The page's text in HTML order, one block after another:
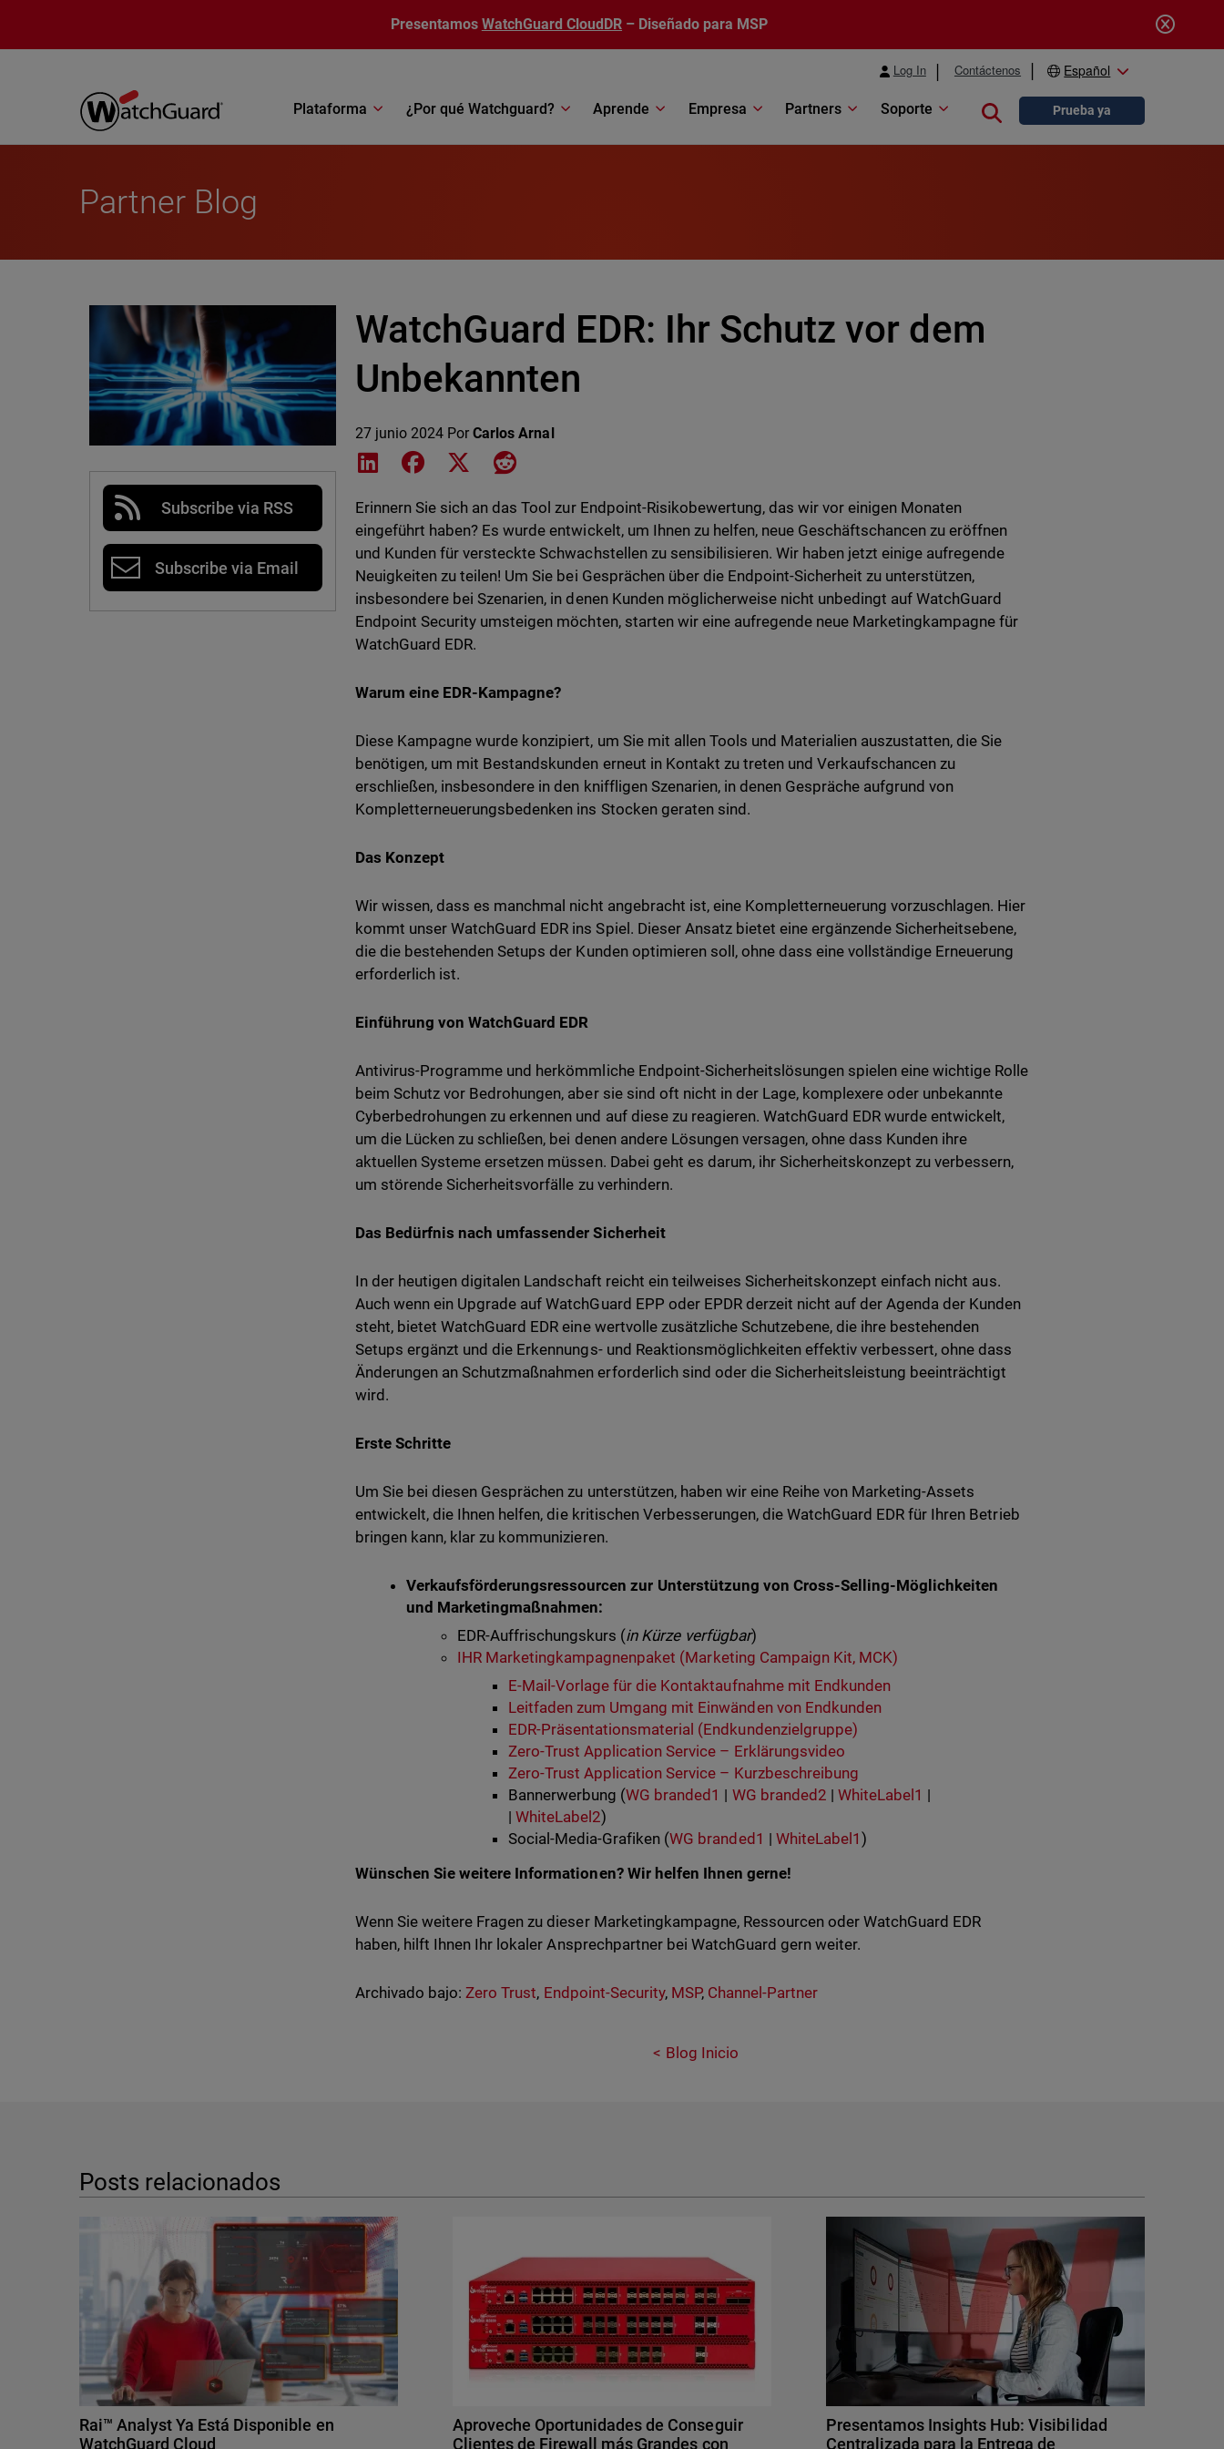
Presentamos WatchGuard CloudDR – Diseñado para MSP
Log In Contáctenos Español
Plataforma ¿Por qué Watchguard? Aprende Empresa Partners Soporte Close searchPrueba ya
Partner Blog
Subscribe via RSS
Subscribe via Email
WatchGuard EDR: Ihr Schutz vor dem
Unbekannten
27 junio 2024 PorCarlos Arnal
Share on LinkedIn
Share on Facebook
Share on XShare on Reddit
Erinnern Sie sich an das Tool zur Endpoint-Risikobewertung, das wir vor einigen Monaten
eingeführt haben? Es wurde entwickelt, um Ihnen zu helfen, neue Geschäftschancen zu eröffnen
und Kunden für versteckte Schwachstellen zu sensibilisieren. Wir haben jetzt einige aufregende
Neuigkeiten zu teilen! Um Sie bei Gesprächen über die Endpoint-Sicherheit zu unterstützen,
insbesondere bei Szenarien, in denen Kunden möglicherweise nicht unbedingt auf WatchGuard
Endpoint Security umsteigen möchten, starten wir eine aufregende neue Marketingkampagne für
WatchGuard EDR.
Warum eine EDR-Kampagne?
Diese Kampagne wurde konzipiert, um Sie mit allen Tools und Materialien auszustatten, die Sie
benötigen, um mit Bestandskunden erneut in Kontakt zu treten und Verkaufschancen zu
erschließen, insbesondere in den kniffligen Szenarien, in denen Gespräche aufgrund von
Kompletterneuerungsbedenken ins Stocken geraten sind.
Das Konzept
Wir wissen, dass es manchmal nicht angebracht ist, eine Kompletterneuerung vorzuschlagen. Hier
kommt unser WatchGuard EDR ins Spiel. Dieser Ansatz bietet eine ergänzende Sicherheitsebene,
die die bestehenden Setups der Kunden optimieren soll, ohne dass eine vollständige Erneuerung
erforderlich ist.
Einführung von WatchGuard EDR
Antivirus-Programme und herkömmliche Endpoint-Sicherheitslösungen spielen eine wichtige Rolle
beim Schutz vor Bedrohungen, aber sie sind oft nicht in der Lage, komplexere oder unbekannte
Cyberbedrohungen zu erkennen und auf diese zu reagieren. WatchGuard EDR wurde entwickelt,
um die Lücken zu schließen, bei denen andere Lösungen versagen, ohne dass Kunden ihre
aktuellen Systeme ersetzen müssen. Dabei geht es darum, ihr Sicherheitskonzept zu verbessern,
um störende Sicherheitsvorfälle zu verhindern.
Das Bedürfnis nach umfassender Sicherheit
In der heutigen digitalen Landschaft reicht ein teilweises Sicherheitskonzept einfach nicht aus.
Auch wenn ein Upgrade auf WatchGuard EPP oder EPDR derzeit nicht auf der Agenda der Kunden
steht, bietet WatchGuard EDR eine wertvolle zusätzliche Schutzebene, die ihre bestehenden
Setups ergänzt und die Erkennungs- und Reaktionsmöglichkeiten effektiv verbessert, ohne dass
Änderungen an Schutzmaßnahmen erforderlich sind oder die Sicherheitsleistung beeinträchtigt
wird.
Erste Schritte
Um Sie bei diesen Gesprächen zu unterstützen, haben wir eine Reihe von Marketing-Assets
entwickelt, die Ihnen helfen, die kritischen Verbesserungen, die WatchGuard EDR für Ihren Betrieb
bringen kann, klar zu kommunizieren.
Verkaufsförderungsressourcen zur Unterstützung von Cross-Selling-Möglichkeiten
und Marketingmaßnahmen:
EDR-Auffrischungskurs (in Kürze verfügbar)
IHR Marketingkampagnenpaket (Marketing Campaign Kit, MCK)
E-Mail-Vorlage für die Kontaktaufnahme mit Endkunden
Leitfaden zum Umgang mit Einwänden von Endkunden
EDR-Präsentationsmaterial (Endkundenzielgruppe)
Zero-Trust Application Service – Erklärungsvideo
Zero-Trust Application Service – Kurzbeschreibung
Bannerwerbung (WG branded1 | WG branded2 | WhiteLabel1 |
|WhiteLabel2)
Social-Media-Grafiken (WG branded1 | WhiteLabel1 )
Wünschen Sie weitere Informationen? Wir helfen Ihnen gerne!
Wenn Sie weitere Fragen zu dieser Marketingkampagne, Ressourcen oder WatchGuard EDR
haben, hilft Ihnen Ihr lokaler Ansprechpartner bei WatchGuard gern weiter.
Archivado bajo: Zero Trust, Endpoint-Security, MSP, Channel-Partner
Blog Inicio
Posts relacionados
Rai™ Analyst Ya Está Disponible en
WatchGuard Cloud
Aproveche Oportunidades de Conseguir
Clientes de Firewall más Grandes con
Presentamos Insights Hub: Visibilidad
Centralizada para la Entrega de